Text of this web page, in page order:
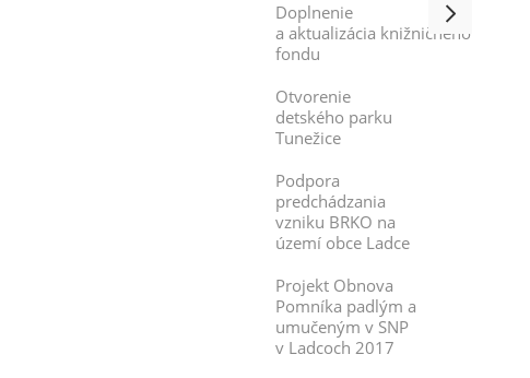
Doplnenie
a aktualizácia knižničného
fondu
Otvorenie
detského parku
Tunežice
Podpora
predchádzania
vzniku BRKO na
území obce Ladce
Projekt Obnova
Pomníka padlým a
umučeným v SNP
v Ladcoch 2017